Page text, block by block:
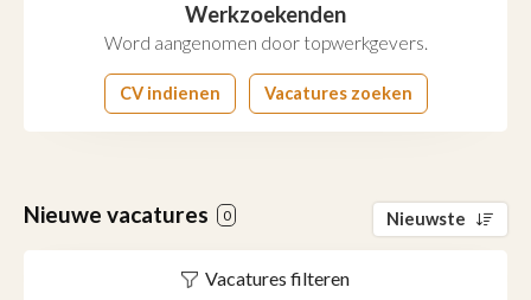
Werkzoekenden
Word aangenomen door topwerkgevers.
CV indienen Vacatures zoeken
Nieuwe vacatures 0 Nieuwste
Vacatures filteren